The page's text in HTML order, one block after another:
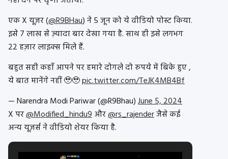
एक X यूज़र (@R9BHau) ने 5 जून को ये वीडियो पोस्ट किया.
इसे 7 लाख से ज़्यादा बार देखा गया है. साथ ही इसे लगभग
22 हज़ार लाइक्स मिले हैं.
बहुत सही कहाँ आपने पर हमारे दोगले दो रुपये में बिके हुए ,
ये बात मानेंगे नहीं 🥹🥹pic.twitter.com/TeJK4MB4Bf
— Narendra Modi Pariwar (@R9Bhau)June 5, 2024
X पर@Modified_hindu9और@rs_rajenderजैसे कई
अन्य यूज़र्स ने वीडियो शेयर किया है.